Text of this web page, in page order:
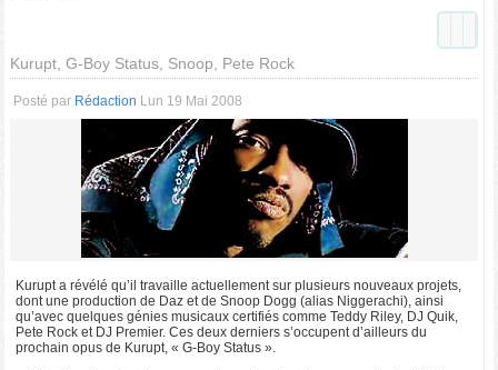
Kurupt, G-Boy Status, Snoop, Pete Rock
Posté par Rédaction Lun 19 Mai 2008
Kurupt a révélé qu’il travaille actuellement sur plusieurs nouveaux projets,
dont une production de Daz et de Snoop Dogg (alias Niggerachi), ainsi
qu’avec quelques génies musicaux certifiés comme Teddy Riley, DJ Quik,
Pete Rock et DJ Premier. Ces deux derniers s’occupent d’ailleurs du
prochain opus de Kurupt, « G-Boy Status ».